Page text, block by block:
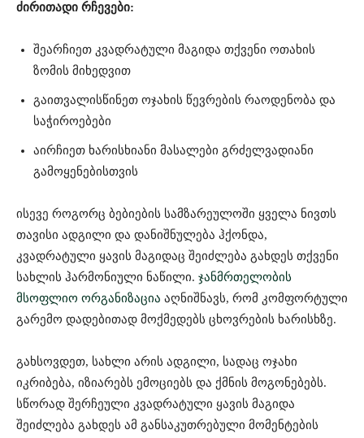
ძირითადი რჩევები:
შეარჩიეთ კვადრატული მაგიდა თქვენი ოთახის
ზომის მიხედვით
გაითვალისწინეთ ოჯახის წევრების რაოდენობა და
საჭიროებები
აირჩიეთ ხარისხიანი მასალები გრძელვადიანი
გამოყენებისთვის
ისევე როგორც ბებიების სამზარეულოში ყველა ნივთს
თავისი ადგილი და დანიშნულება ჰქონდა,
კვადრატული ყავის მაგიდაც შეიძლება გახდეს თქვენი
სახლის ჰარმონიული ნაწილი. ჯანმრთელობის
მსოფლიო ორგანიზაცია აღნიშნავს, რომ კომფორტული
გარემო დადებითად მოქმედებს ცხოვრების ხარისხზე.
გახსოვდეთ, სახლი არის ადგილი, სადაც ოჯახი
იკრიბება, იზიარებს ემოციებს და ქმნის მოგონებებს.
სწორად შერჩეული კვადრატული ყავის მაგიდა
შეიძლება გახდეს ამ განსაკუთრებული მომენტების